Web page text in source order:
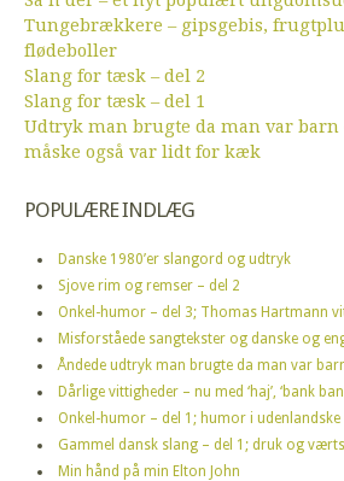
Tungebrækkere – gipsgebis,
flødeboller
Slang for tæsk – del 2
Slang for tæsk – del 1
Udtryk man brugte da man var barn
måske også var lidt for kæk
POPULÆRE INDLÆG
Danske 1980’er slangord og udtryk
Sjove rim og remser – del 2
Onkel-humor – del 3; Thomas Hartmann
Misforståede sangtekster og danske og
Åndede udtryk man brugte da man var
Dårlige vittigheder – nu med ‘haj’, ‘bank
Onkel-humor – del 1; humor i udenlandske
Gammel dansk slang – del 1; druk og
Min hånd på min Elton John